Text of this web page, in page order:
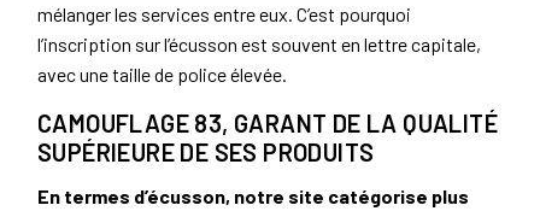
mélanger les services entre eux. C’est pourquoi
l’inscription sur l’écusson est souvent en lettre capitale,
avec une taille de police élevée.
CAMOUFLAGE 83, GARANT DE LA QUALITÉ
SUPÉRIEURE DE SES PRODUITS
En termes d’écusson, notre site catégorise plus